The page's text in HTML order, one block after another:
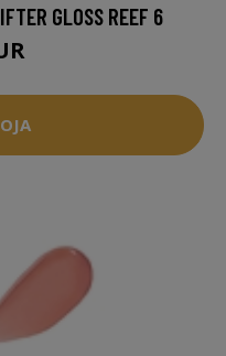
GLOSS REEF 6